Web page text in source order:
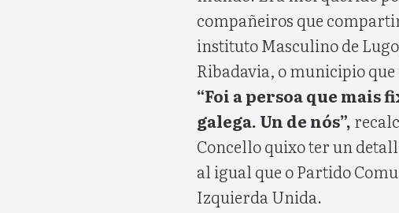
compañeiros que
instituto Masculino de
Ribadavia, o municipio
“Foi a persoa que
galega. Un de nós”,
Concello quixo ter un
al igual que o Partido
Izquierda Unida.